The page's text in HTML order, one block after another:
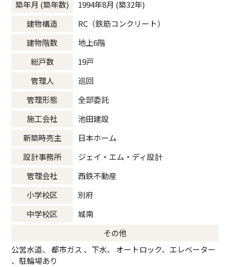
築年月 (築年数)
1994年8月 (築32年)
建物構造
RC（鉄筋コンクリート）
建物階数
地上6階
総戸数
19戸
管理人
巡回
管理形態
全部委託
施工会社
池田建設
新築時売主
日本ホーム
設計事務所
ジェイ・エム・ディ設計
管理会社
西鉄不動産
小学校区
別府
中学校区
城南
その他
公営水道、 都市ガス 、下水、 オートロック、エレベーター
、駐輪場あり